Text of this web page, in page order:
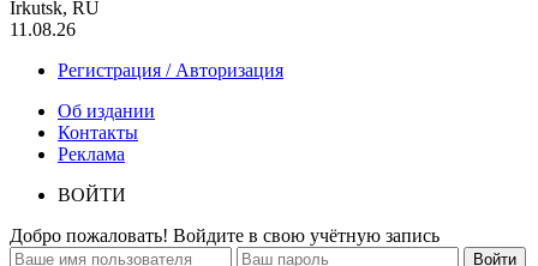
Irkutsk, RU
11.08.26
Регистрация / Авторизация
Об издании
Контакты
Реклама
ВОЙТИ
Добро пожаловать! Войдите в свою учётную запись